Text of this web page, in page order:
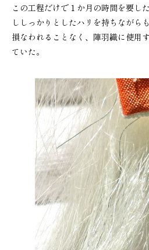
この工程だけで１か月の時間を要し
ししっかりとしたハリを持ちながら
損なわれることなく、陣羽織に使用
ていた。